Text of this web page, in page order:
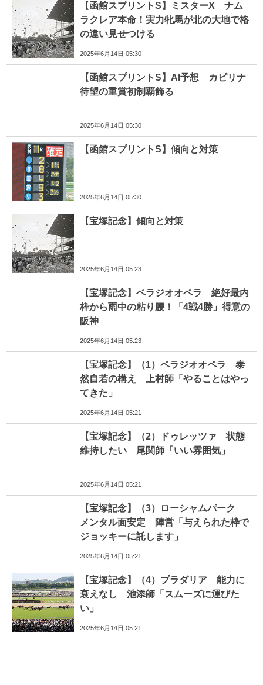
【函館スプリントS】ミスターX ナム
ラクレア本命！実力牝馬が北の大地で格
の違い見せつける
2025年6月14日 05:30
【函館スプリントS】AI予想 カピリナ
待望の重賞初制覇飾る
2025年6月14日 05:30
【函館スプリントS】傾向と対策
2025年6月14日 05:30
【宝塚記念】傾向と対策
2025年6月14日 05:23
【宝塚記念】ベラジオオペラ 絶好最内
枠から雨中の粘り腰！「4戦4勝」得意の
阪神
2025年6月14日 05:23
【宝塚記念】（1）ベラジオオペラ 泰
然自若の構え 上村師「やることはやっ
てきた」
2025年6月14日 05:21
【宝塚記念】（2）ドゥレッツァ 状態
維持したい 尾関師「いい雰囲気」
2025年6月14日 05:21
【宝塚記念】（3）ローシャムパーク
メンタル面安定 陣営「与えられた枠で
ジョッキーに託します」
2025年6月14日 05:21
【宝塚記念】（4）プラダリア 能力に
衰えなし 池添師「スムーズに運びた
い」
2025年6月14日 05:21